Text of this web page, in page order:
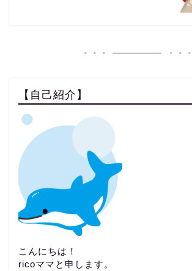
【自己紹介】
こんにちは！
ricoママと申します。